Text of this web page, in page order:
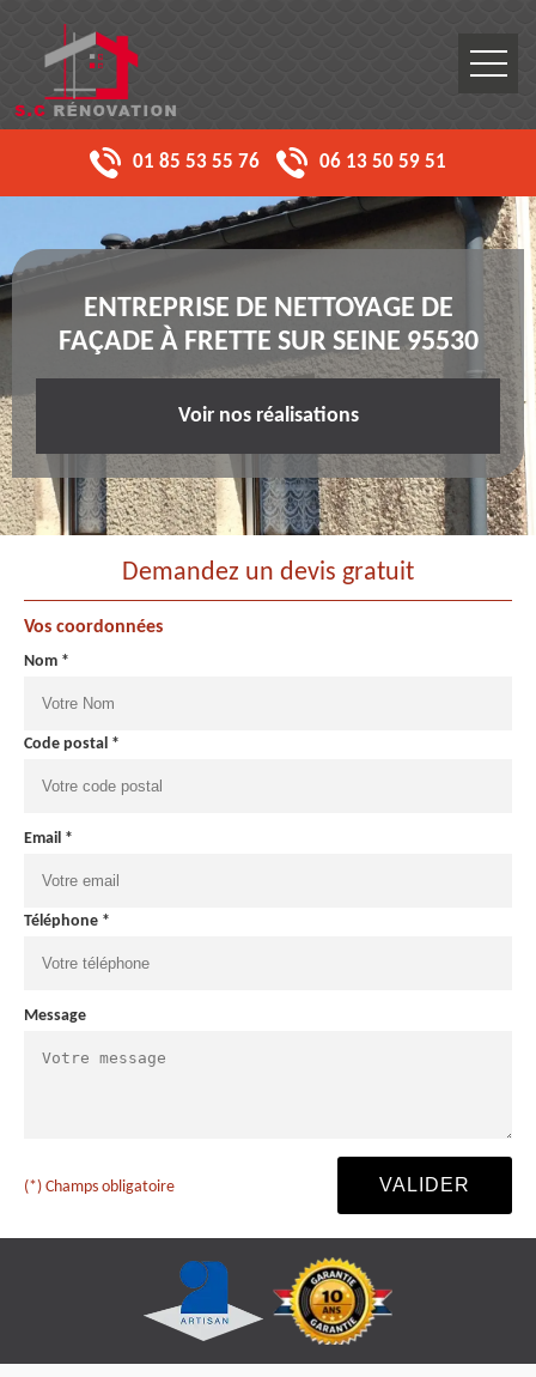
01 85 53 55 76 06 13 50 59 51
ENTREPRISE DE NETTOYAGE DE
FAÇADE À FRETTE SUR SEINE 95530
Voir nos réalisations
Demandez un devis gratuit
Vos coordonnées
Nom *
Code postal *
Email *
Téléphone *
Message
(*) Champs obligatoire